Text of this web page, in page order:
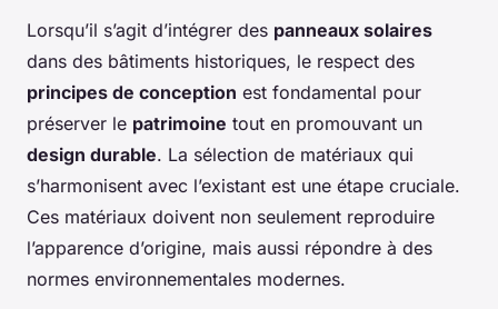
Lorsqu’il s’agit d’intégrer des panneaux solaires
dans des bâtiments historiques, le respect des
principes de conception est fondamental pour
préserver le patrimoine tout en promouvant un
design durable. La sélection de matériaux qui
s’harmonisent avec l’existant est une étape cruciale.
Ces matériaux doivent non seulement reproduire
l’apparence d’origine, mais aussi répondre à des
normes environnementales modernes.